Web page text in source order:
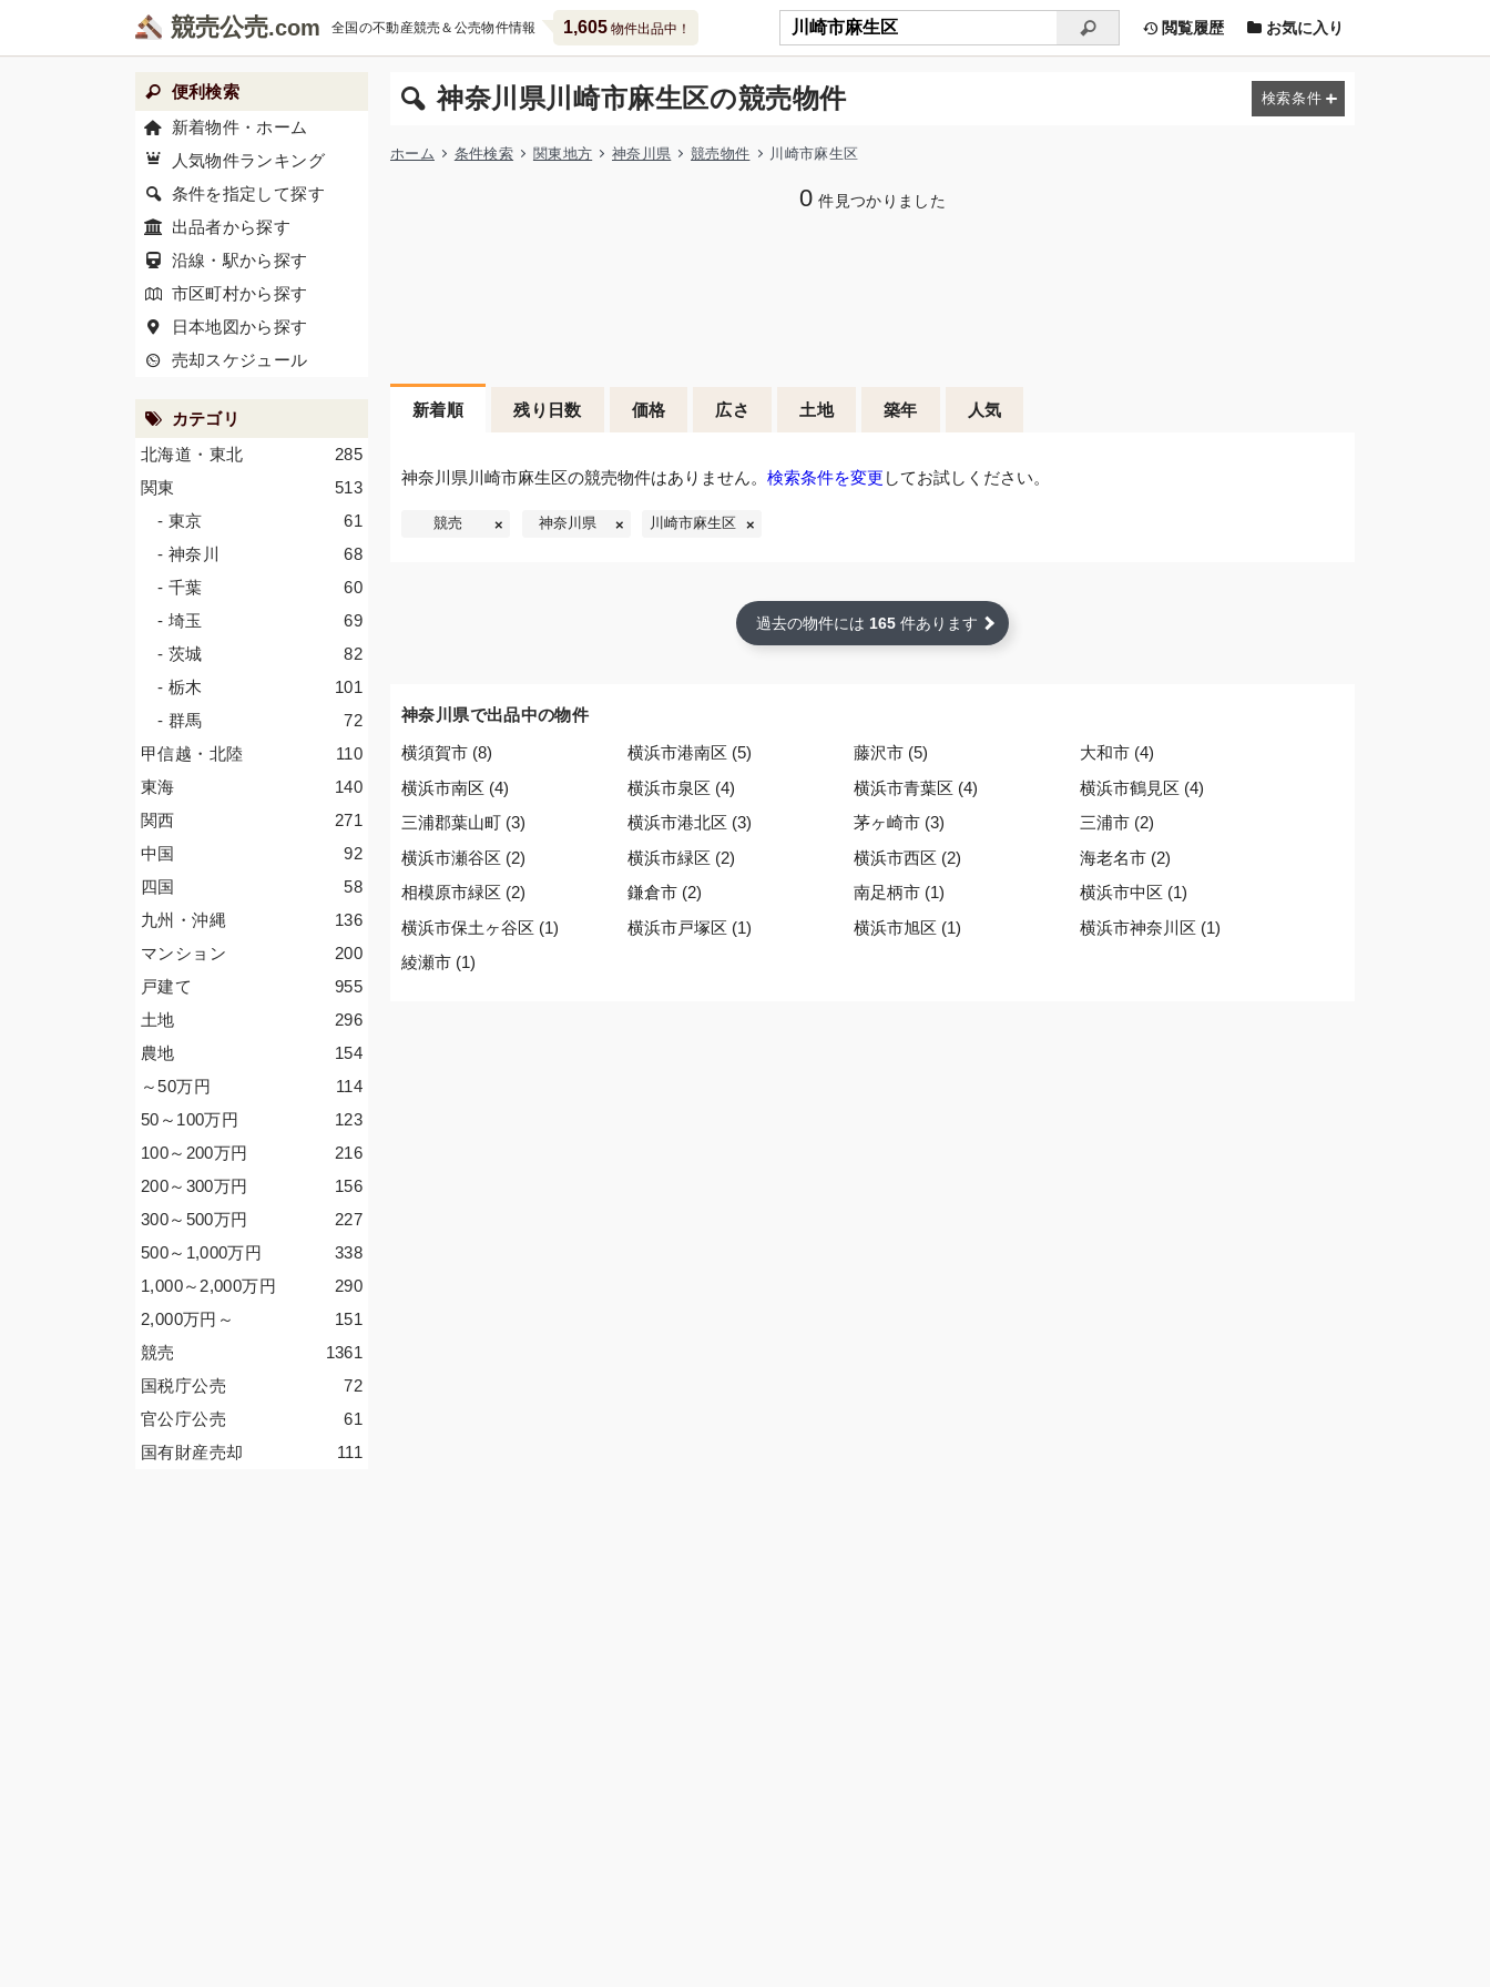
競売公売 全国の不動産競売＆公売物件情報 1,605物件出品中！ 閲覧履歴 お気に入り
神奈川県川崎市麻生区の競売物件
ホーム 条件検索 関東地方 神奈川県 競売物件 川崎市麻生区
0 件見つかりました
新着順 残り日数 価格 広さ 土地 築年 人気
神奈川県川崎市麻生区の競売物件はありません。 検索条件を変更 してお試しください。
競売 神奈川県 川崎市麻生区
過去の物件には 165 件あります
神奈川県で出品中の物件
横須賀市 (8) 横浜市港南区 (5) 藤沢市 (5)
大和市 (4)
横浜市南区 (4)
横浜市泉区 (4) 横浜市青葉区 (4)
横浜市鶴見区 (4)
三浦郡葉山町 (3)
横浜市港北区 (3) 茅ヶ崎市 (3)
三浦市 (2)
横浜市瀬谷区 (2)
横浜市緑区 (2) 横浜市西区 (2)
海老名市 (2)
相模原市緑区 (2)
鎌倉市 (2) 南足柄市 (1)
横浜市中区 (1)
横浜市保土ヶ谷区 (1)
横浜市戸塚区 (1) 横浜市旭区 (1)
横浜市神奈川区 (1)
綾瀬市 (1)
便利検索
新着物件・ホーム
人気物件ランキング
条件を指定して探す
出品者から探す
沿線・駅から探す
市区町村から探す
日本地図から探す
売却スケジュール
カテゴリ
285
北海道・東北
513
関東
61
- 東京
68
- 神奈川
60
- 千葉
69
- 埼玉
82
- 茨城
101
- 栃木
72
- 群馬
110
甲信越・北陸
140
東海
271
関西
92
中国
58
四国
136
九州・沖縄
200
マンション
955
戸建て
296
土地
154
農地
114
～50万円
123
50～100万円
216
100～200万円
156
200～300万円
227
300～500万円
338
500～1,000万円
290
1,000～2,000万円
151
2,000万円 ～
1361
競売
72
国税庁公売
61
官公庁公売
111
国有財産売却